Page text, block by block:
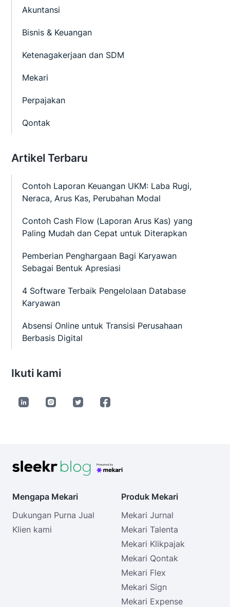
Akuntansi
Bisnis & Keuangan
Ketenagakerjaan dan SDM
Mekari
Perpajakan
Qontak
Artikel Terbaru
Contoh Laporan Keuangan UKM: Laba Rugi,
Neraca, Arus Kas, Perubahan Modal
Contoh Cash Flow (Laporan Arus Kas) yang
Paling Mudah dan Cepat untuk Diterapkan
Pemberian Penghargaan Bagi Karyawan
Sebagai Bentuk Apresiasi
4 Software Terbaik Pengelolaan Database
Karyawan
Absensi Online untuk Transisi Perusahaan
Berbasis Digital
Ikuti kami
Mengapa Mekari
Dukungan Purna Jual
Klien kami
Produk Mekari
Mekari Jurnal
Mekari Talenta
Mekari Klikpajak
Mekari Qontak
Mekari Flex
Mekari Sign
Mekari Expense